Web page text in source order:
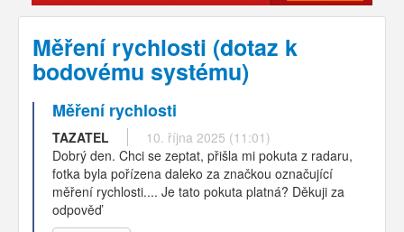
Měření rychlosti (dotaz k
bodovému systému)
Měření rychlosti
TAZATEL
10. října 2025 (11:01)
Dobrý den. Chci se zeptat, přišla mi pokuta z radaru,
fotka byla pořízena daleko za značkou označující
měření rychlosti.... Je tato pokuta platná? Děkuji za
odpověď